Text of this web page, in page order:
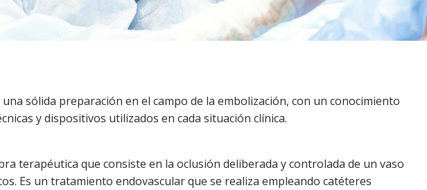
sólida preparación en el campo de la embolización, con un conocimiento
y dispositivos utilizados en cada situación clínica.
terapéutica que consiste en la oclusión deliberada y controlada de un vaso
Es un tratamiento endovascular que se realiza empleando catéteres